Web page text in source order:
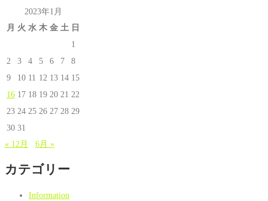
2023年1月
月 火 水 木 金 土 日
1
2
3 4 5 6 7
8
9
10 11 12 13 14 15
16 17 18 19 20 21 22
23 24 25 26 27 28 29
30 31
« 12月
6月 »
カテゴリー
Information